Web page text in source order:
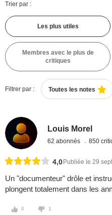
Trier par :
Les plus utiles
Membres avec le plus de
critiques
Filtrer par : Toutes les notes
Louis Morel
62 abonnés 850
4,0 Publiée le 29
Un "documenteur" drôle et
plongent totalement dans les
0 1